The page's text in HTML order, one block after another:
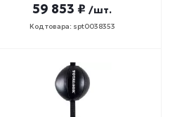
59 853 ₽ /шт.
Код товара: spt0038353